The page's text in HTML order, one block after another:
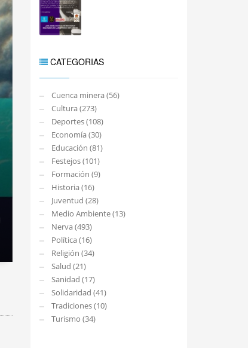
CATEGORIAS
Cuenca minera (56)
Cultura (273)
Deportes (108)
Economía (30)
Educación (81)
Festejos (101)
Formación (9)
Historia (16)
Juventud (28)
Medio Ambiente (13)
Nerva (493)
Política (16)
Religión (34)
Salud (21)
Sanidad (17)
Solidaridad (41)
Tradiciones (10)
Turismo (34)